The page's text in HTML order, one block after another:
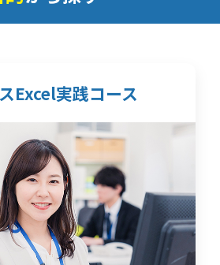
Excel実践コース